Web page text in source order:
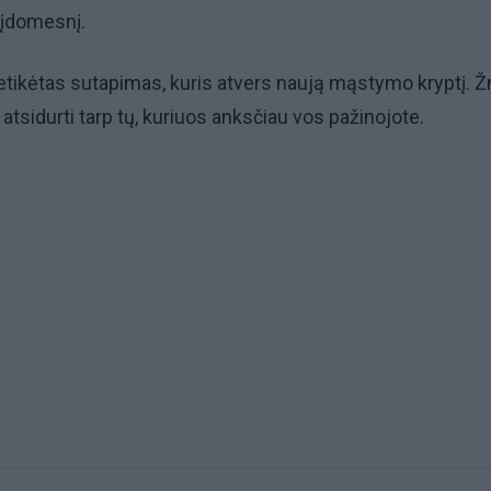
sutapimas, kuris atvers naują mąstymo kryptį.
tarp tų, kuriuos anksčiau vos pažinojote.